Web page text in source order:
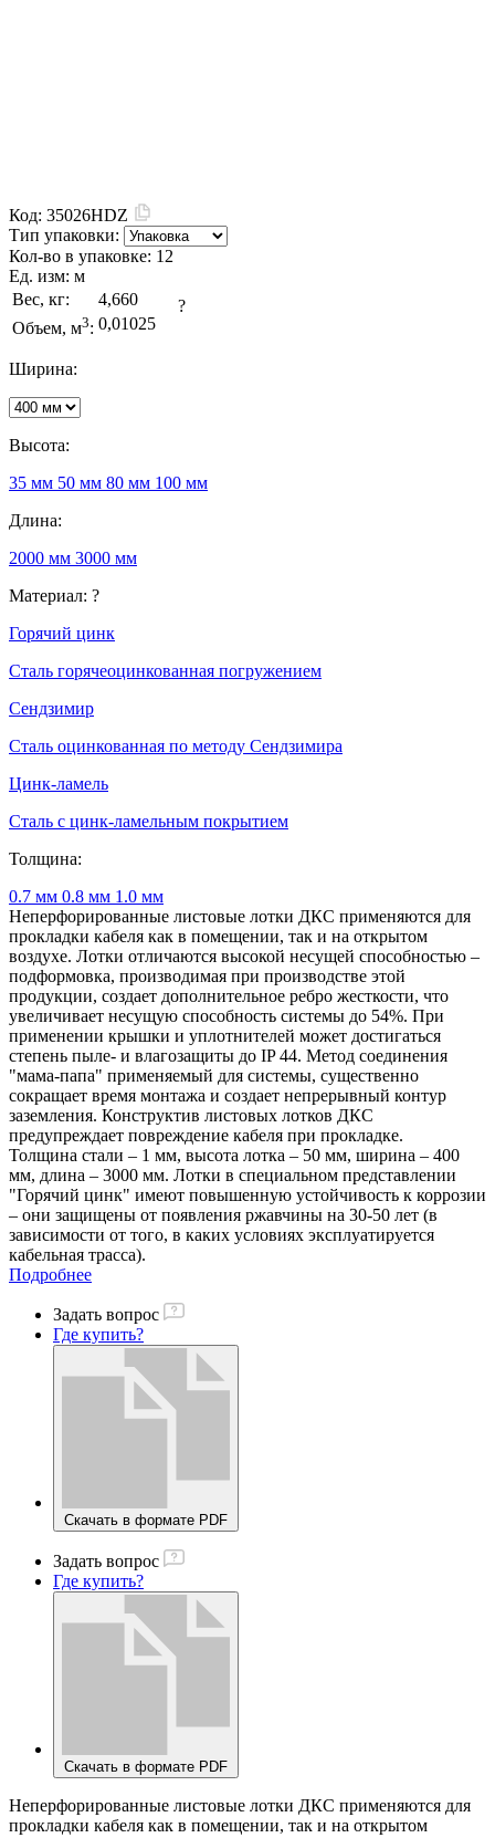
Код: 35026HDZ
Тип упаковки:
Кол-во в упаковке: 12
Ед. изм: м
Вес, кг:
4,660
Объем, м3: 0,01025
?
Ширина:
Высота:
35 мм 50 мм 80 мм 100 мм
Длина:
2000 мм 3000 мм
Материал: ?
Горячий цинк
Сталь горячеоцинкованная погружением
Сендзимир
Сталь оцинкованная по методу Сендзимира
Цинк-ламель
Сталь с цинк-ламельным покрытием
Толщина:
0.7 мм 0.8 мм 1.0 мм
Неперфорированные листовые лотки ДКС применяются для
прокладки кабеля как в помещении, так и на открытом
воздухе. Лотки отличаются высокой несущей способностью –
подформовка, производимая при производстве этой
продукции, создает дополнительное ребро жесткости, что
увеличивает несущую способность системы до 54%. При
применении крышки и уплотнителей может достигаться
степень пыле- и влагозащиты до IP 44. Метод соединения
"мама-папа" применяемый для системы, существенно
сокращает время монтажа и создает непрерывный контур
заземления. Конструктив листовых лотков ДКС
предупреждает повреждение кабеля при прокладке.
Толщина стали – 1 мм, высота лотка – 50 мм, ширина – 400
мм, длина – 3000 мм. Лотки в специальном представлении
"Горячий цинк" имеют повышенную устойчивость к коррозии
– они защищены от появления ржавчины на 30-50 лет (в
зависимости от того, в каких условиях эксплуатируется
кабельная трасса).
Подробнее
Задать вопрос
Где купить?
Скачать в формате PDF
Задать вопрос
Где купить?
Скачать в формате PDF
Неперфорированные листовые лотки ДКС применяются для
прокладки кабеля как в помещении, так и на открытом